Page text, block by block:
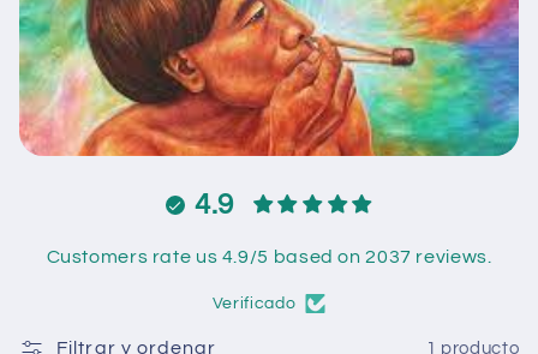
n
:
4.9
Customers rate us 4.9/5 based on 2037 reviews.
Verificado
Filtrar y ordenar 1 producto